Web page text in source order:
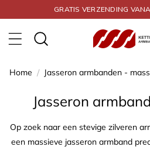
Meteen naar de
content
ALLES
Home / Jasseron armbanden -
Collectie:
Jasseron
Op zoek naar een stevige zilveren
een massieve jasseron armband